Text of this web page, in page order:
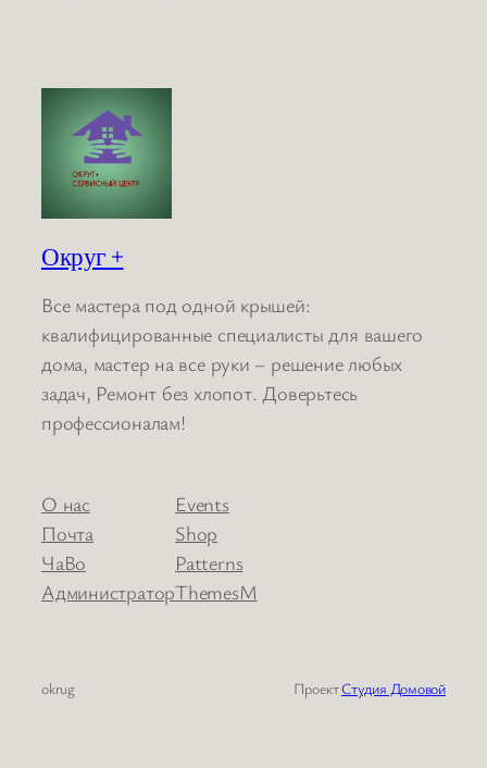
Округ +
Все мастера под одной крышей:
квалифицированные специалисты для вашего
дома, мастер на все руки – решение любых
задач, Ремонт без хлопот. Доверьтесь
профессионалам!
О нас
Почта
ЧаВо
Администратор
Events
Shop
Patterns
ThemesМ
okrug ПроектСтудия Домовой